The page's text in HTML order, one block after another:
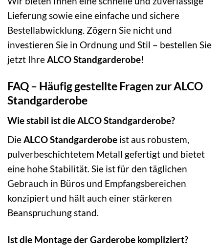
Lieferung sowie eine einfache und sichere
Bestellabwicklung. Zögern Sie nicht und
investieren Sie in Ordnung und Stil – bestellen Sie
jetzt IhreALCO Standgarderobe!
FAQ – Häufig gestellte Fragen zur ALCO
Standgarderobe
Wie stabil ist die ALCO Standgarderobe?
DieALCO Standgarderobe ist aus robustem,
pulverbeschichtetem Metall gefertigt und bietet
eine hohe Stabilität. Sie ist für den täglichen
Gebrauch in Büros und Empfangsbereichen
konzipiert und hält auch einer stärkeren
Beanspruchung stand.
Ist die Montage der Garderobe kompliziert?